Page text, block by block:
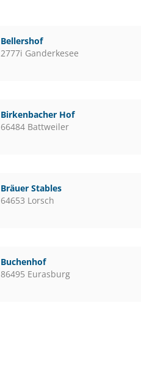
Bellershof
2777i Ganderkesee
Birkenbacher Hof
66484 Battweiler
Bräuer Stables
64653 Lorsch
Buchenhof
86495 Eurasburg